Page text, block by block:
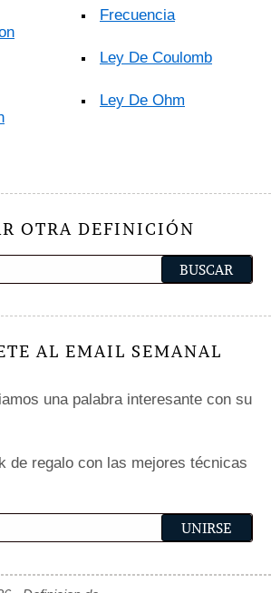
Frecuencia
Ley De Coulomb
Ley De Ohm
OTRA DEFINICIÓN
AL EMAIL SEMANAL
una palabra interesante con su
de regalo con las mejores técnicas